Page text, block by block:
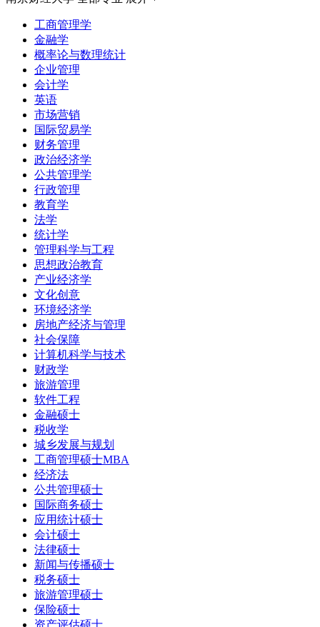
工商管理学
金融学
概率论与数理统计
企业管理
会计学
英语
市场营销
国际贸易学
财务管理
政治经济学
公共管理学
行政管理
教育学
法学
统计学
管理科学与工程
思想政治教育
产业经济学
文化创意
环境经济学
房地产经济与管理
社会保障
计算机科学与技术
财政学
旅游管理
软件工程
金融硕士
税收学
城乡发展与规划
工商管理硕士MBA
经济法
公共管理硕士
国际商务硕士
应用统计硕士
会计硕士
法律硕士
新闻与传播硕士
税务硕士
旅游管理硕士
保险硕士
资产评估硕士